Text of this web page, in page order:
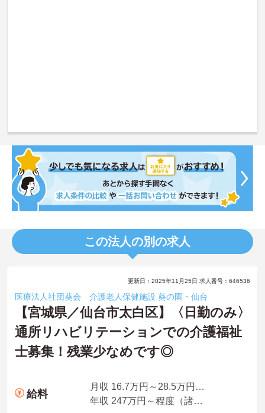
この法人の別の求人
更新日：2025年11月25日 求人番号：646536
医療法人社団葵会 介護老人保健施設 葵の園・仙台
【宮城県／仙台市太白区】〈日勤のみ〉
通所リハビリテーションでの介護福祉
士募集！残業少なめです◎
給料
月収 16.7万円～28.5万円程度（諸手当込）
年収 247万円～程度（諸手当込）